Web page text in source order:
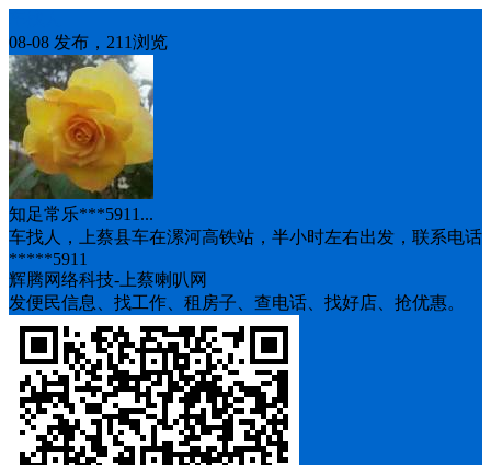
08-08 发布，211浏览
知足常乐***5911...
车找人，上蔡县车在漯河高铁站，半小时左右出发，联系电话
*****5911
辉腾网络科技-上蔡喇叭网
发便民信息、找工作、租房子、查电话、找好店、抢优惠。